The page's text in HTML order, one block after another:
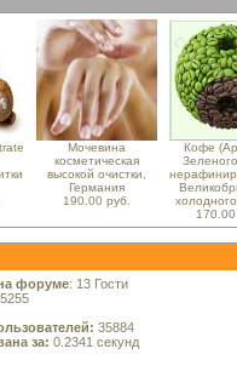
Мочевина
косметическая
высокой очистки,
Германия
190.00 руб.
Кофе
форуме: 13 Гости
35884
за: 0.2341 секунд